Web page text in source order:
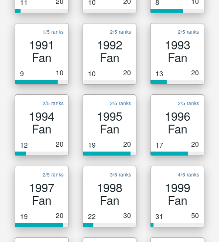
11 10 8
1/5 ranks
1991
Fan
9 10
2/5 ranks
1992
Fan
10 20
2/5 ranks
1993
Fan
13 20
2/5 ranks
1994
Fan
12 20
2/5 ranks
1995
Fan
19 20
2/5 ranks
1996
Fan
17 20
2/5 ranks
1997
Fan
19 20
3/5 ranks
1998
Fan
22 30
4/5 ranks
1999
Fan
31 50